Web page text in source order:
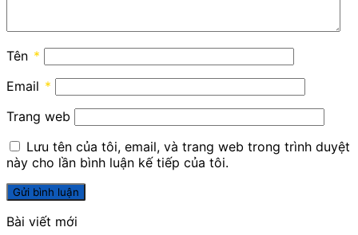
Tên *
Email *
Trang web
Lưu tên của tôi, email, và trang web trong trình duyệt
này cho lần bình luận kế tiếp của tôi.
Bài viết mới